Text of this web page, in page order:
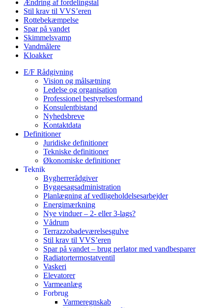
Ændring af fordelingstal
Stil krav til VVS’eren
Rottebekæmpelse
Spar på vandet
Skimmelsvamp
Vandmålere
Kloakker
E/F Rådgivning
Vision og målsætning
Ledelse og organisation
Professionel bestyrelsesformand
Konsulentbistand
Nyhedsbreve
Kontaktdata
Definitioner
Juridiske definitioner
Tekniske definitioner
Økonomiske definitioner
Teknik
Bygherrerådgiver
Byggesagsadministration
Planlægning af vedligeholdelsesarbejder
Energimærkning
Nye vinduer – 2- eller 3-lags?
Vådrum
Terrazzobadeværelsesgulve
Stil krav til VVS’eren
Spar på vandet – brug perlator med vandbesparer
Radiatortermostatventil
Vaskeri
Elevatorer
Varmeanlæg
Forbrug
Varmeregnskab